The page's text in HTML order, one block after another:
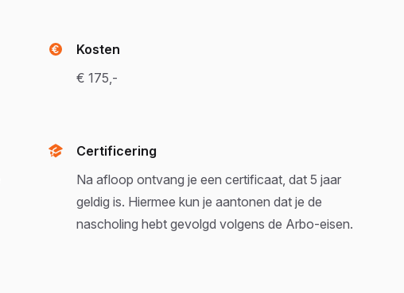
Kosten
€ 175,-
Certificering
Na afloop ontvang je een certificaat, dat 5 jaar
geldig is. Hiermee kun je aantonen dat je de
nascholing hebt gevolgd volgens de Arbo-eisen.